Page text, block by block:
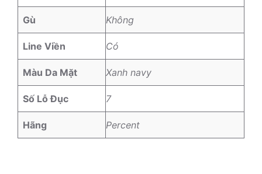
Gù Không
Line Viền Có
Màu Da Mặt Xanh navy
Số Lỗ Đục 7
Hãng Percent